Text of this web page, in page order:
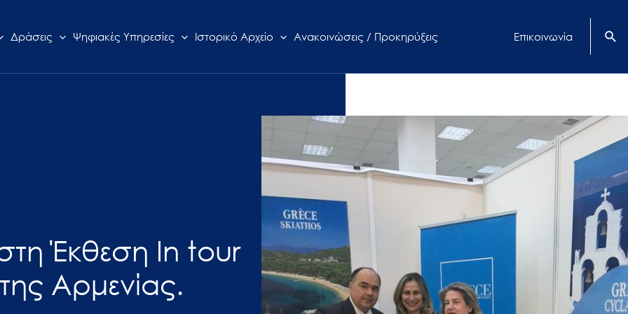
Δράσεις Ψηφιακές Υπηρεσίες Ιστορικό Αρχείο Ανακοινώσεις / Προκηρύξεις Επικοινωνία
Έκθεση In tour
Αρμενίας.